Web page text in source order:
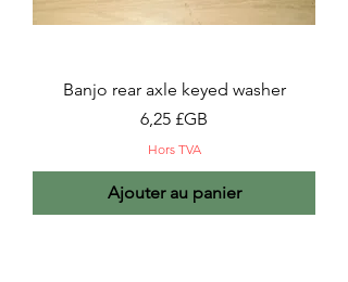
Banjo rear axle keyed washer
Prix
6,25 £GB
Hors TVA
Ajouter au panier